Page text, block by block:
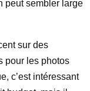
peut sembler large
sur des
pour les photos
c’est intéressant